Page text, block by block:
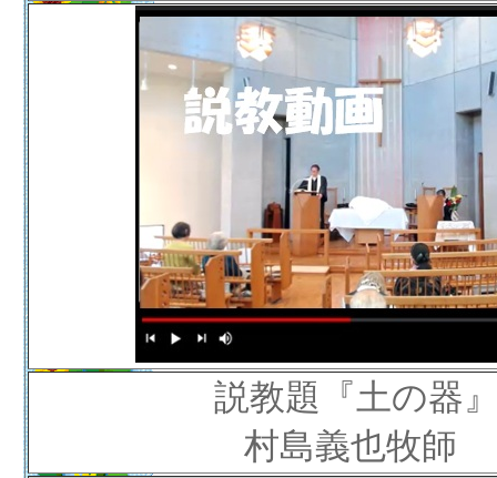
説教題『土の器
村島義也牧師